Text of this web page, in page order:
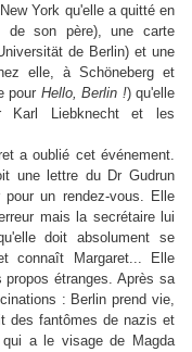
York qu'elle a quitté en
son père), une carte
de Berlin) et une
elle, à Schöneberg et
pour Hello, Berlin !) qu'elle
Karl Liebknecht et les
a oublié cet événement.
une lettre du Dr Gudrun
pour un rendez-vous. Elle
mais la secrétaire lui
doit absolument se
connaît Margaret... Elle
étranges. Après sa
: Berlin prend vie,
des fantômes de nazis et
a le visage de Magda